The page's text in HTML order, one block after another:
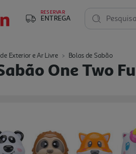
RESERVAR
ENTREGA
Exterior e Ar Livre Bolas de Sabão
One Two